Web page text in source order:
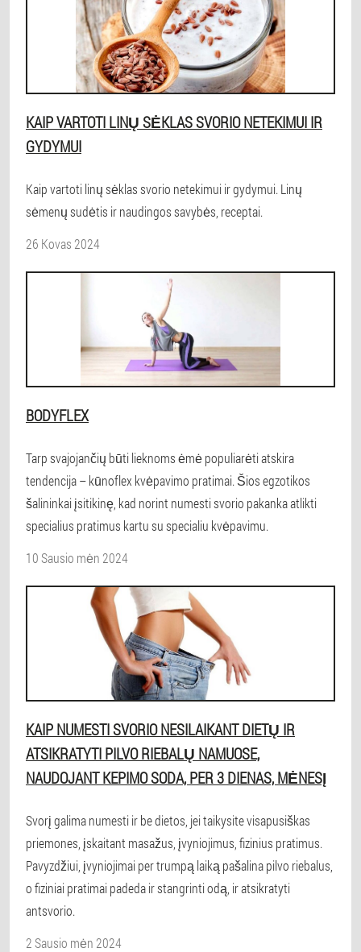
KAIP VARTOTI LINŲ SĖKLAS SVORIO NETEKIMUI IR
GYDYMUI
Kaip vartoti linų sėklas svorio netekimui ir gydymui. Linų
sėmenų sudėtis ir naudingos savybės, receptai.
26 Kovas 2024
BODYFLEX
Tarp svajojančių būti lieknoms ėmė populiarėti atskira
tendencija – kūnoflex kvėpavimo pratimai. Šios egzotikos
šalininkai įsitikinę, kad norint numesti svorio pakanka atlikti
specialius pratimus kartu su specialiu kvėpavimu.
10 Sausio mėn 2024
KAIP NUMESTI SVORIO NESILAIKANT DIETŲ IR
ATSIKRATYTI PILVO RIEBALŲ NAMUOSE,
NAUDOJANT KEPIMO SODA, PER 3 DIENAS, MĖNESĮ
Svorį galima numesti ir be dietos, jei taikysite visapusiškas
priemones, įskaitant masažus, įvyniojimus, fizinius pratimus.
Pavyzdžiui, įvyniojimai per trumpą laiką pašalina pilvo riebalus,
o fiziniai pratimai padeda ir stangrinti odą, ir atsikratyti
antsvorio.
2 Sausio mėn 2024